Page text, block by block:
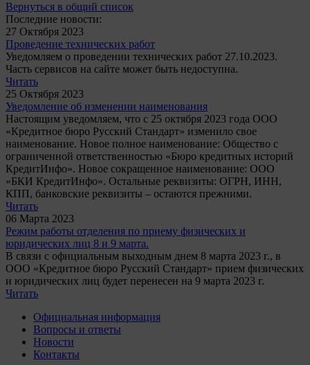
Вернуться в общий список
Последние новости:
27 Октября 2023
Проведение технических работ
Уведомляем о проведении технических работ 27.10.2023.
Часть сервисов на сайте может быть недоступна.
Читать
25 Октября 2023
Уведомление об изменении наименования
Настоящим уведомляем, что с 25 октября 2023 года ООО
«Кредитное бюро Русский Стандарт» изменило свое
наименование. Новое полное наименование: Общество с
ограниченной ответственностью «Бюро кредитных историй
КредитИнфо». Новое сокращенное наименование: ООО
«БКИ КредитИнфо». Остальные реквизиты: ОГРН, ИНН,
КПП, банковские реквизиты – остаются прежними.
Читать
06 Марта 2023
Режим работы отделения по приему физических и
юридических лиц 8 и 9 марта.
В связи с официальным выходным днем 8 марта 2023 г., в
ООО «Кредитное бюро Русский Стандарт» прием физических
и юридических лиц будет перенесен на 9 марта 2023 г.
Читать
Официальная информация
Вопросы и ответы
Новости
Контакты